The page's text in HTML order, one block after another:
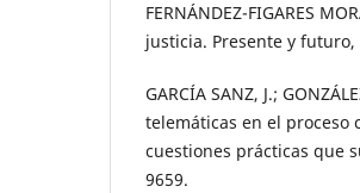
FERNÁNDEZ-FIGARES
justicia. Presente y
GARCÍA SANZ, J.;
telemáticas en el proceso
cuestiones prácticas que
9659.